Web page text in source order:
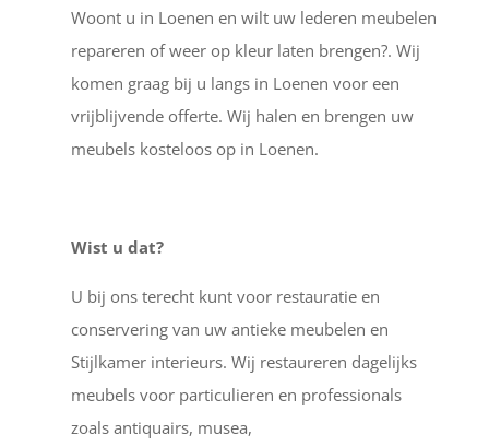
Woont u in Loenen en wilt uw lederen meubelen
repareren of weer op kleur laten brengen?. Wij
komen graag bij u langs in Loenen voor een
vrijblijvende offerte. Wij halen en brengen uw
meubels kosteloos op in Loenen.
Wist u dat?
U bij ons terecht kunt voor restauratie en
conservering van uw antieke meubelen en
Stijlkamer interieurs. Wij restaureren dagelijks
meubels voor particulieren en professionals
zoals antiquairs, musea,